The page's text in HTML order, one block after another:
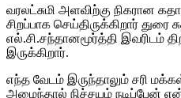
வரலட்சுமி அளவிற்கு நிகரான
சிறப்பாக செய்திருக்கிறார் துரை
எல்.சி.சந்தானமூர்த்தி இவரிடம்
இருக்கிறார்.
எந்த வேடம் இருந்தாலும் சரி
அமைந்தால் நிச்சயம் நடிப்பேன்